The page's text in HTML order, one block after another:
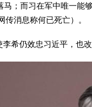
马；而习在军中唯一能
传消息称何已死亡）。
仍效忠习近平，也改